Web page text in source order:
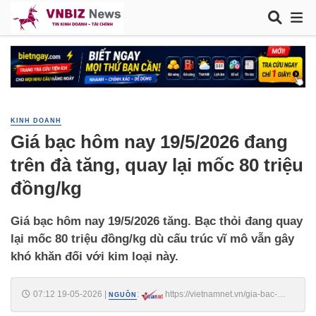
KINH DOANH
Giá bạc hôm nay 19/5/2026 đang
trên đà tăng, quay lại mốc 80 triệu
đồng/kg
Giá bạc hôm nay 19/5/2026 tăng. Bạc thỏi đang quay
lại mốc 80 triệu đồng/kg dù cấu trúc vĩ mô vẫn gây
khó khăn đối với kim loại này.
07:12 19-05-2026 NGUỒN :
https://vietnamnet.vn/gia-bac-